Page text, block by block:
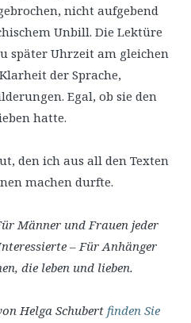
nicht aufgebend
Unbill. Die Lektüre
später Uhrzeit am gleichen
der Sprache,
Egal, ob sie den
hatte.
den ich aus all den Texten
machen durfte.
Männer und Frauen jeder
– Für Anhänger
die leben und lieben.
Helga Schubert finden Sie